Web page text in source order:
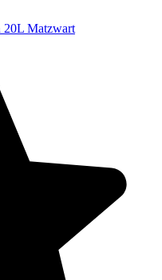
20L Matzwart